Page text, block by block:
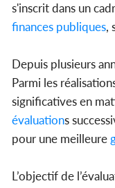
s'inscrit dans un
finances publiques,
Depuis plusieurs
Parmi les
significatives en
évaluations
pour une meilleure
L’objectif de